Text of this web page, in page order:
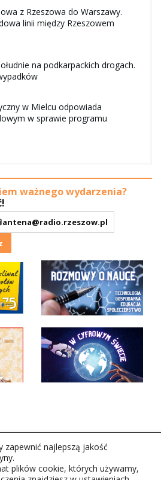
z Rzeszowa do Warszawy.
linii między Rzeszowem
na podkarpackich drogach.
w Mielcu odpowiada
w sprawie programu
ważnego wydarzenia?
antena@radio.rzeszow.pl
zapewnić najlepszą jakość
plików cookie, których używamy,